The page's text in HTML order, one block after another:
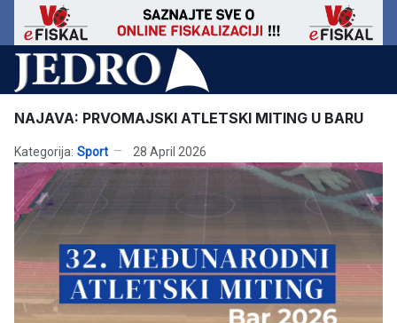
NAJAVA: PRVOMAJSKI ATLETSKI MITING U BARU
Kategorija: Sport 28 April 2026